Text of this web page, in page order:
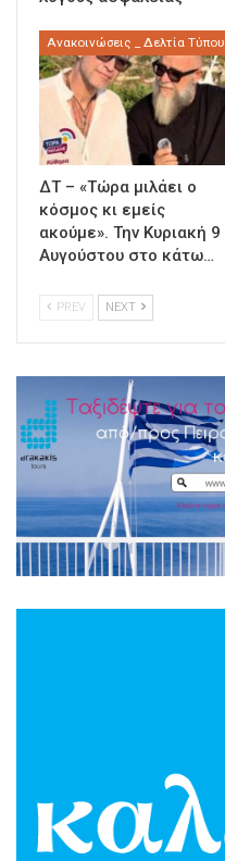
Ανακοινώσεις _ Δελτία Τύπου
ΔΤ – «Τώρα μιλάει ο
κόσμος κι εμείς
ακούμε». Την Κυριακή 9
Αυγούστου στο κάτω…
PREV NEXT